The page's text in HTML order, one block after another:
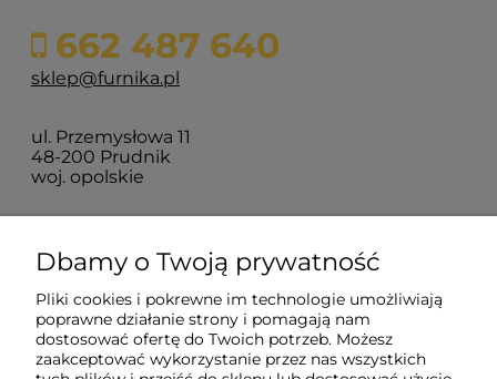
662 487 640
sklep@furnika.pl
ul. Przemysłowa 11
48-200 Prudnik
woj. opolskie
Zakupy
Pomoc
Dbamy o Twoją prywatność
Pliki cookies i pokrewne im technologie umożliwiają
poprawne działanie strony i pomagają nam
dostosować ofertę do Twoich potrzeb. Możesz
zaakceptować wykorzystanie przez nas wszystkich